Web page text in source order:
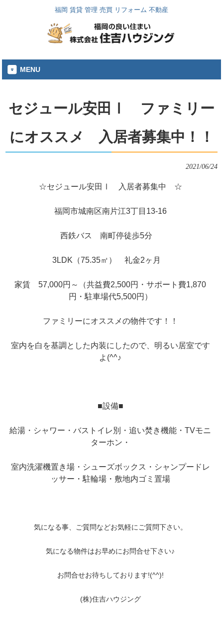
福岡 賃貸 管理 売買 リフォーム 不動産
MENU
セジュール安田Ⅰ ファミリー
にオススメ 入居者募集中！！
2021/06/24
☆セジュール安田Ⅰ 入居者募集中 ☆
福岡市城南区南片江3丁目13-16
西鉄バス 南町停徒歩5分
3LDK（75.35㎡） 礼金2ヶ月
家賃 57,000円～（共益費2,500円・サポート費1,870
円・駐車場代5,500円）
ファミリーにオススメの物件です！！
室内を白を基調とした内装にしたので、明るい居室です
よ(^^♪
■設備■
給湯・シャワー・バストイレ別・追い焚き機能・TVモニ
ターホン・
室内洗濯機置き場・シューズボックス・シャンプードレ
ッサー・駐輪場・敷地内ゴミ置場
気になる事、ご質問などお気軽にご質問下さい。
気になる物件はお早めにお問合せ下さい♪
お問合せお待ちしております!(^^)!
(株)住吉ハウジング